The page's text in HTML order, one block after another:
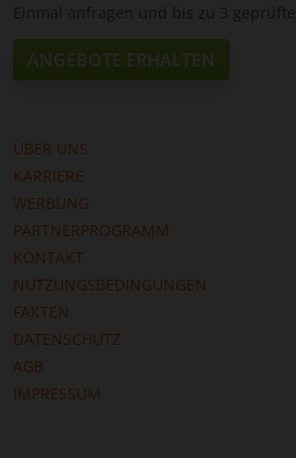
Einmal anfragen und bis zu 3 geprüfte
ANGEBOTE ERHALTEN
ÜBER UNS
KARRIERE
WERBUNG
PARTNERPROGRAMM
KONTAKT
NUTZUNGSBEDINGUNGEN
FAKTEN
DATENSCHUTZ
AGB
IMPRESSUM